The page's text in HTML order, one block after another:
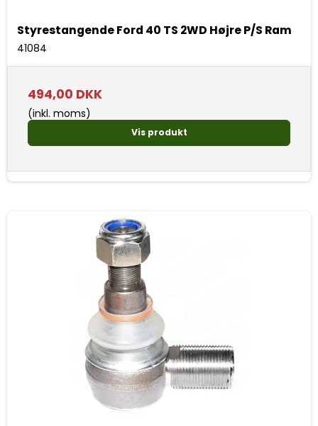
Styrestangende Ford 40 TS 2WD Højre P/S Ram
41084
494,00 DKK
(inkl. moms)
Vis produkt